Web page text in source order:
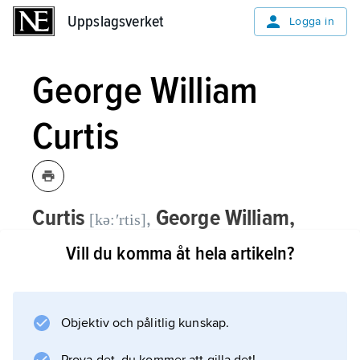
Uppslagsverket Logga in
George William
Curtis
Curtis [kə:ʹrtis], George William,
1824–92, amerikansk författare och
journalist.
mellanösternkorrespondent för New York
Vill du komma åt hela artikeln?
Objektiv och pålitlig kunskap.